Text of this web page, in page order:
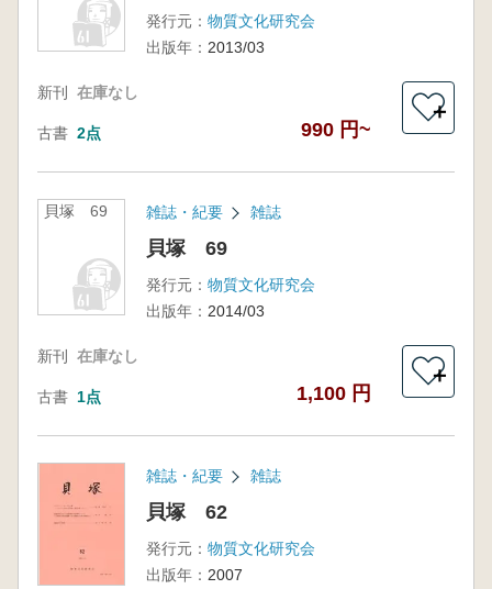
発行元： 物質文化研究会
出版年： 2013/03
新刊 在庫なし
古書 2点 990 円~
＋
貝塚 69 雑誌・紀要 雑誌
貝塚 69
発行元： 物質文化研究会
出版年： 2014/03
新刊 在庫なし
古書 1点 1,100 円
＋
雑誌・紀要 雑誌
貝塚 62
発行元： 物質文化研究会
出版年： 2007